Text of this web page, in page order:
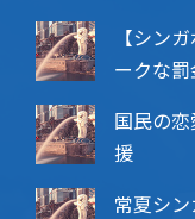
【シン
ークな
国民の
援
常夏シ